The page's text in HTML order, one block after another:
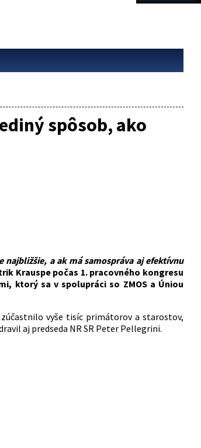
spôsob, ako
a ak má samospráva aj efektívnu
Krauspe počas 1. pracovného kongresu
ktorý sa v spolupráci so ZMOS a Úniou
vyše tisíc primátorov a starostov,
aj predseda NR SR Peter Pellegrini.